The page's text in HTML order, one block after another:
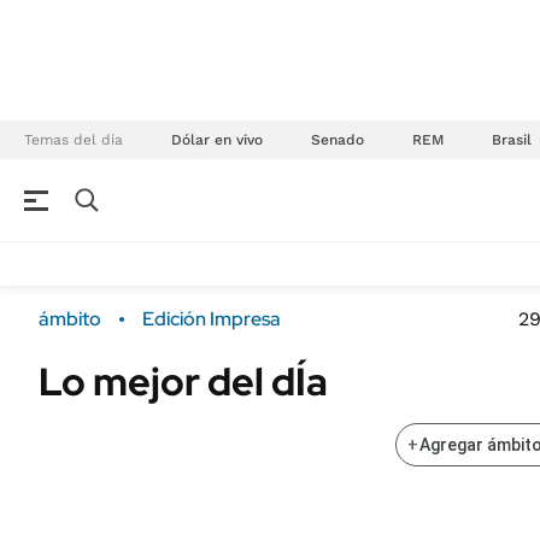
Temas del día Dólar en vivo Senado REM Brasil
Campo
ENERGY REPORT
ámbito Edición Impresa
Lo mejor del dÍa
+Agregar